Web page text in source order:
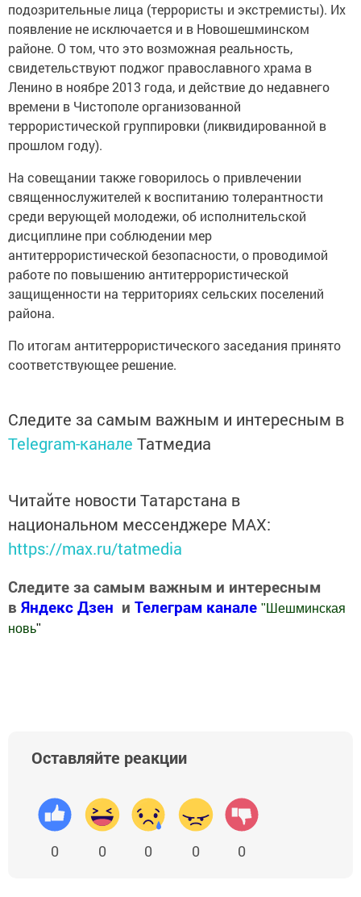
подозрительные лица (террористы и экстремисты). Их
появление не исключается и в Новошешминском
районе. О том, что это возможная реальность,
свидетельствуют поджог православного храма в
Ленино в ноябре 2013 года, и действие до недавнего
времени в Чистополе организованной
террористической группировки (ликвидированной в
прошлом году).
На совещании также говорилось о привлечении
священнослужителей к воспитанию толерантности
среди верующей молодежи, об исполнительской
дисциплине при соблюдении мер
антитеррористической безопасности, о проводимой
работе по повышению антитеррористической
защищенности на территориях сельских поселений
района.
По итогам антитеррористического заседания принято
соответствующее решение.
Следите за самым важным и интересным в
Telegram-канале Татмедиа
Читайте новости Татарстана в
национальном мессенджере MАХ:
https://max.ru/tatmedia
Следите за самым важным и интересным
в Яндекс Дзен и Телеграм канале " Шешминская
новь"
Оставляйте реакции
0 0 0 0 0